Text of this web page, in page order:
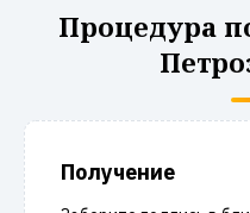
Процедура
Получение